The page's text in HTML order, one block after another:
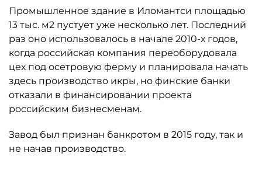
Промышленное здание в Иломантси площадью
13 тыс. м2 пустует уже несколько лет. Последний
раз оно использовалось в начале 2010-х годов,
когда российская компания переоборудовала
цех под осетровую ферму и планировала начать
здесь производство икры, но финские банки
отказали в финансировании проекта
российским бизнесменам.
Завод был признан банкротом в 2015 году, так и
не начав производство.